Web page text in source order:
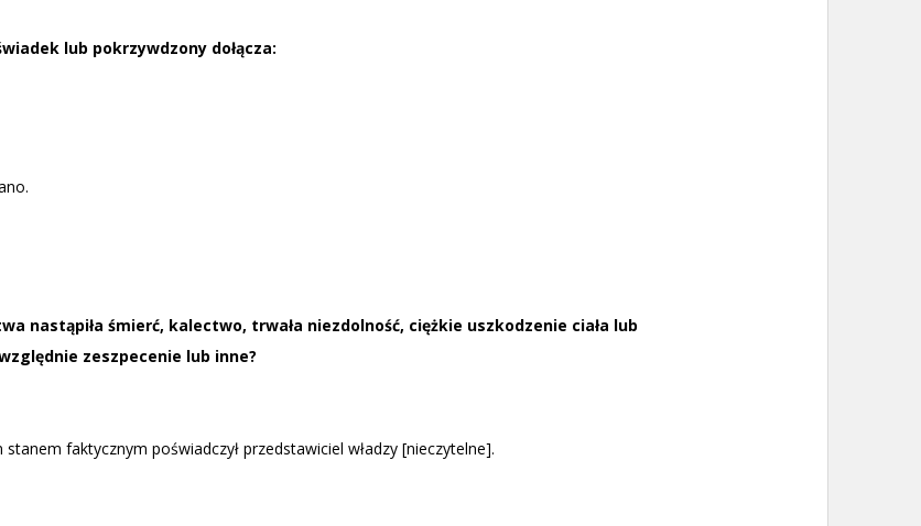
lub pokrzywdzony dołącza:
nastąpiła śmierć, kalectwo, trwała niezdolność, ciężkie uszkodzenie ciała lub
zeszpecenie lub inne?
faktycznym poświadczył przedstawiciel władzy [nieczytelne].